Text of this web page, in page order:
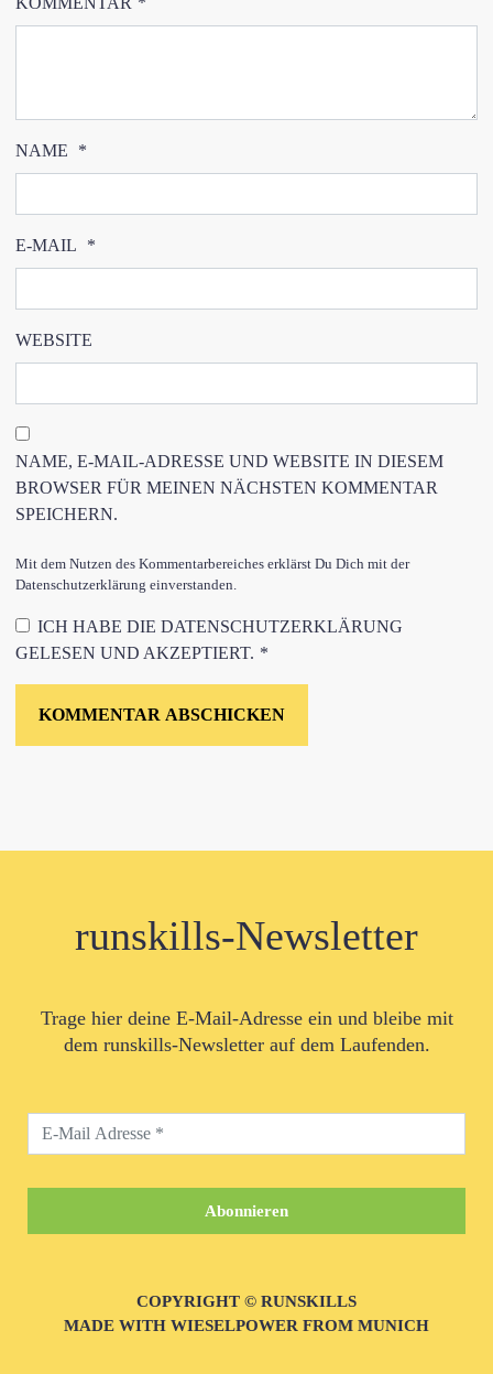
NAME *
E-MAIL *
WEBSITE
NAME, E-MAIL-ADRESSE UND WEBSITE IN DIESEM
BROWSER FÜR MEINEN NÄCHSTEN KOMMENTAR
SPEICHERN.
Mit dem Nutzen des Kommentarbereiches erklärst Du Dich mit der
Datenschutzerklärung einverstanden.
ICH HABE DIE DATENSCHUTZERKLÄRUNG
GELESEN UND AKZEPTIERT. *
runskills-Newsletter
Trage hier deine E-Mail-Adresse ein und bleibe mit
dem runskills-Newsletter auf dem Laufenden.
COPYRIGHT © RUNSKILLS
MADE WITH WIESELPOWER FROM MUNICH